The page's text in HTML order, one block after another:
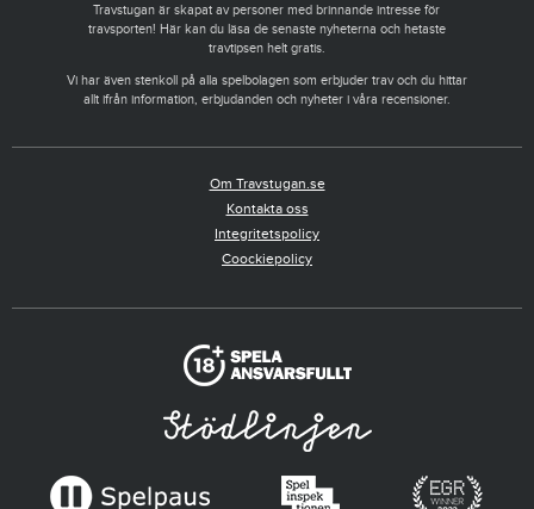
Travstugan är skapat av personer med brinnande intresse för
travsporten! Här kan du läsa de senaste nyheterna och hetaste
travtipsen helt gratis.
Vi har även stenkoll på alla spelbolagen som erbjuder trav och du hittar
allt ifrån information, erbjudanden och nyheter i våra recensioner.
Om Travstugan.se
Kontakta oss
Integritetspolicy
Coockiepolicy